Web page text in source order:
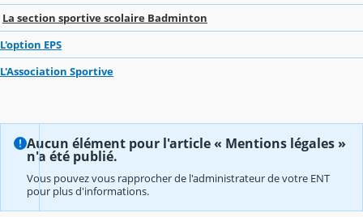
La section sportive scolaire Badminton
L'option EPS
L'Association Sportive
Aucun élément pour l'article « Mentions légales »
n'a été publié.
Vous pouvez vous rapprocher de l'administrateur de votre ENT
pour plus d'informations.